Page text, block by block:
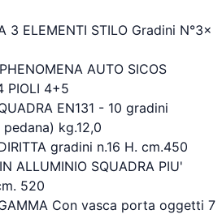
3 ELEMENTI STILO Gradini N°3x
AUTO SICOS
PIOLI 4+5
EN131 - 10 gradini
kg.12,0
gradini n.16 H. cm.450
ALLUMINIO SQUADRA PIU'
520
Con vasca porta oggetti 7